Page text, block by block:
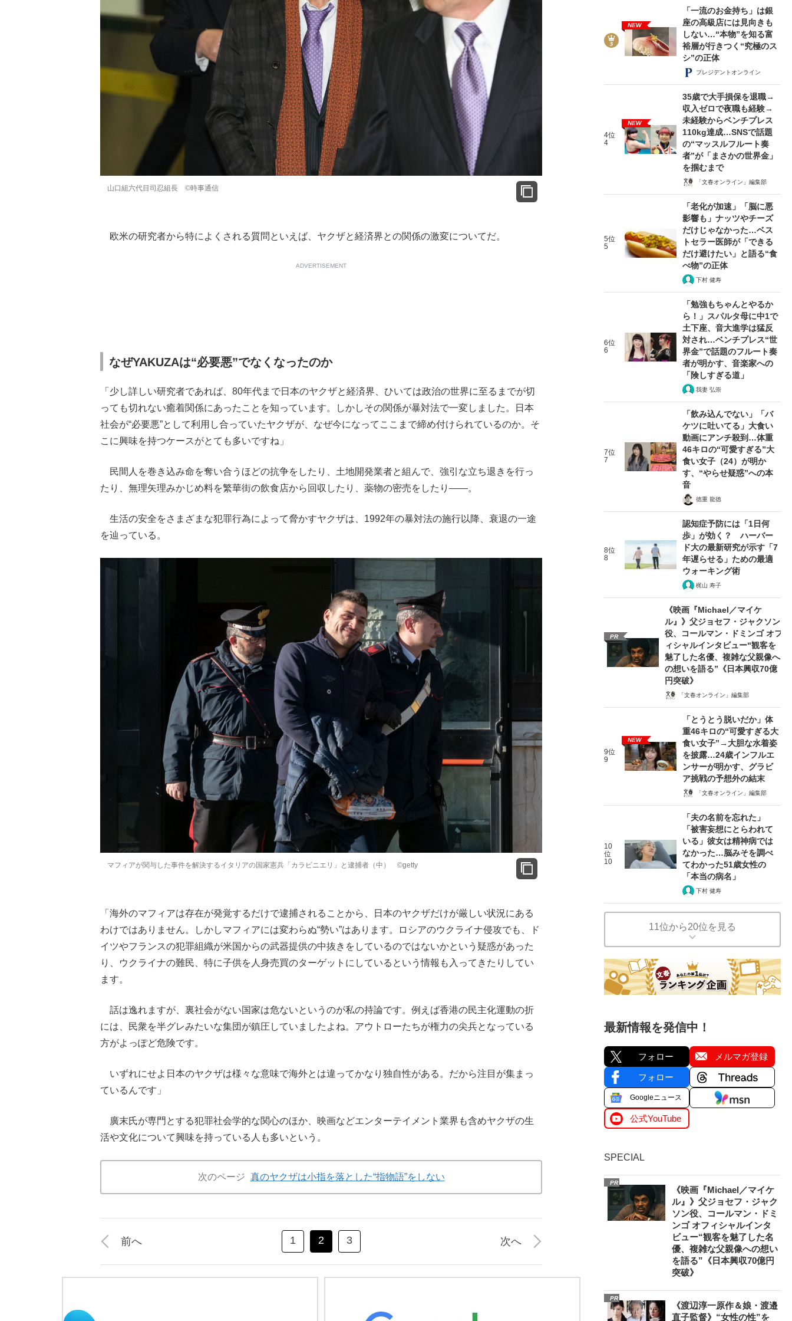
山口組六代目司忍組長 ©時事通信
欧米の研究者から特によくされる質問といえば、ヤクザと経済界との関係の激変についてだ。
ADVERTISEMENT
なぜYAKUZAは“必要悪”でなくなったのか
「少し詳しい研究者であれば、80年代まで日本のヤクザと経済界、ひいては政治の世界に至るまでが切
っても切れない癒着関係にあったことを知っています。しかしその関係が暴対法で一変しました。日本
社会が“必要悪”として利用し合っていたヤクザが、なぜ今になってここまで締め付けられているのか。そ
こに興味を持つケースがとても多いですね」
民間人を巻き込み命を奪い合うほどの抗争をしたり、土地開発業者と組んで、強引な立ち退きを行っ
たり、無理矢理みかじめ料を繁華街の飲食店から回収したり、薬物の密売をしたり――。
生活の安全をさまざまな犯罪行為によって脅かすヤクザは、1992年の暴対法の施行以降、衰退の一途
を辿っている。
マフィアが関与した事件を解決するイタリアの国家憲兵「カラビニエリ」と逮捕者（中） ©getty
「海外のマフィアは存在が発覚するだけで逮捕されることから、日本のヤクザだけが厳しい状況にある
わけではありません。しかしマフィアには変わらぬ“勢い”はあります。ロシアのウクライナ侵攻でも、ド
イツやフランスの犯罪組織が米国からの武器提供の中抜きをしているのではないかという疑惑があった
り、ウクライナの難民、特に子供を人身売買のターゲットにしているという情報も入ってきたりしてい
ます。
話は逸れますが、裏社会がない国家は危ないというのが私の持論です。例えば香港の民主化運動の折
には、民衆を半グレみたいな集団が鎮圧していましたよね。アウトローたちが権力の尖兵となっている
方がよっぽど危険です。
いずれにせよ日本のヤクザは様々な意味で海外とは違ってかなり独自性がある。だから注目が集まっ
ているんです」
廣末氏が専門とする犯罪社会学的な関心のほか、映画などエンターテイメント業界も含めヤクザの生
活や文化について興味を持っている人も多いという。
次のページ 真のヤクザは小指を落とした“指物語”をしない
前へ 1 2 3 次へ
NEW
「一流のお金持ち」は銀
座の高級店には見向きも
しない…“本物”を知る富
裕層が行きつく“究極のス
シ”の正体
プレジデントオンライン
4位
4
NEW
35歳で大手損保を退職→
収入ゼロで夜職も経験→
未経験からベンチプレス
110kg達成…SNSで話題
の“マッスルフルート奏
者”が「まさかの世界金」
を掴むまで
「文春オンライン」編集部
5位
5
「老化が加速」「脳に悪
影響も」ナッツやチーズ
だけじゃなかった…ベス
トセラー医師が「できる
だけ避けたい」と語る“食
べ物”の正体
下村 健寿
6位
6
「勉強もちゃんとやるか
ら！」スパルタ母に中1で
土下座、音大進学は猛反
対され…ベンチプレス“世
界金”で話題のフルート奏
者が明かす、音楽家への
「険しすぎる道」
我妻 弘崇
7位
7
「飲み込んでない」「バ
ケツに吐いてる」大食い
動画にアンチ殺到…体重
46キロの“可愛すぎる”大
食い女子（24）が明か
す、“やらせ疑惑”への本
音
徳重 龍徳
8位
8
認知症予防には「1日何
歩」が効く？ ハーバー
ド大の最新研究が示す「7
年遅らせる」ための最適
ウォーキング術
梶山 寿子
PR
《映画『Michael／マイケ
ル』》父ジョセフ・ジャクソン
役、コールマン・ドミンゴ オフ
ィシャルインタビュー“観客を
魅了した名優、複雑な父親像へ
の想いを語る”《日本興収70億
円突破》
「文春オンライン」編集部
9位
9
NEW
「とうとう脱いだか」体
重46キロの“可愛すぎる大
食い女子”→大胆な水着姿
を披露…24歳インフルエ
ンサーが明かす、グラビ
ア挑戦の予想外の結末
「文春オンライン」編集部
10
位
10
「夫の名前を忘れた」
「被害妄想にとらわれて
いる」彼女は精神病では
なかった…脳みそを調べ
てわかった51歳女性の
「本当の病名」
下村 健寿
11位から20位を見る
最新情報を発信中！
フォロー メルマガ登録
フォロー
Googleニュース
公式YouTube
SPECIAL
PR
《映画『Michael／マイケ
ル』》父ジョセフ・ジャク
ソン役、コールマン・ドミ
ンゴ オフィシャルインタ
ビュー“観客を魅了した名
優、複雑な父親像への想い
を語る”《日本興収70億円
突破》
PR
《渡辺淳一原作＆娘・渡邉
直子監督》“女性の性”を